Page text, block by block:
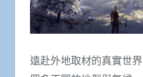
遠赴外地取材的真實世